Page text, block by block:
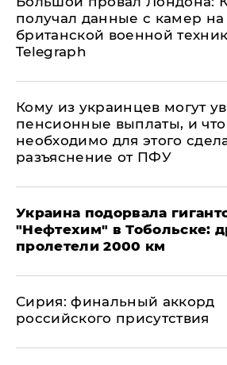
получал данные с камер на
британской военной
Telegraph
Кому из украинцев могут
пенсионные выплаты, и что
необходимо для этого
разъяснение от ПФУ
Украина подорвала
"Нефтехим" в Тобольске:
пролетели 2000 км
​Сирия: финальный аккорд
российского присутствия